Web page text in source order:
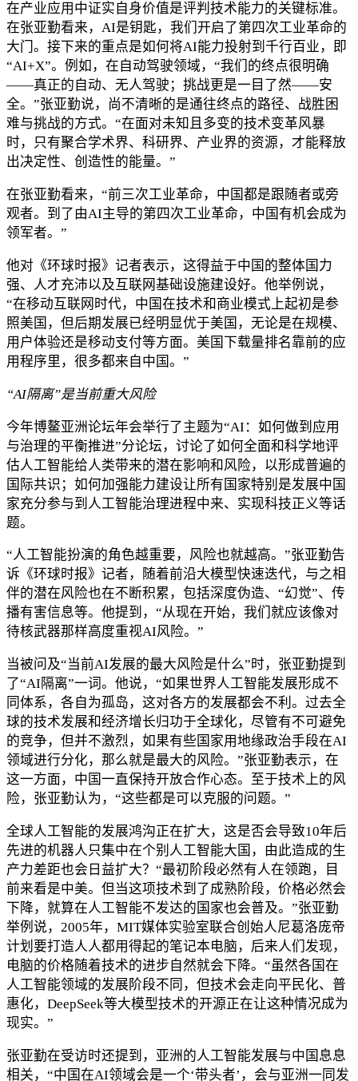
在产业应用中证实自身价值是评判技术能力的关键标准。
在张亚勤看来，AI是钥匙，我们开启了第四次工业革命的
大门。接下来的重点是如何将AI能力投射到千行百业，即
“AI+X”。例如，在自动驾驶领域，“我们的终点很明确
——真正的自动、无人驾驶；挑战更是一目了然——安
全。”张亚勤说，尚不清晰的是通往终点的路径、战胜困
难与挑战的方式。“在面对未知且多变的技术变革风暴
时，只有聚合学术界、科研界、产业界的资源，才能释放
出决定性、创造性的能量。”
在张亚勤看来，“前三次工业革命，中国都是跟随者或旁
观者。到了由AI主导的第四次工业革命，中国有机会成为
领军者。”
他对《环球时报》记者表示，这得益于中国的整体国力
强、人才充沛以及互联网基础设施建设好。他举例说，
“在移动互联网时代，中国在技术和商业模式上起初是参
照美国，但后期发展已经明显优于美国，无论是在规模、
用户体验还是移动支付等方面。美国下载量排名靠前的应
用程序里，很多都来自中国。”
“AI隔离”是当前重大风险
今年博鳌亚洲论坛年会举行了主题为“AI：如何做到应用
与治理的平衡推进”分论坛，讨论了如何全面和科学地评
估人工智能给人类带来的潜在影响和风险，以形成普遍的
国际共识；如何加强能力建设让所有国家特别是发展中国
家充分参与到人工智能治理进程中来、实现科技正义等话
题。
“人工智能扮演的角色越重要，风险也就越高。”张亚勤告
诉《环球时报》记者，随着前沿大模型快速迭代，与之相
伴的潜在风险也在不断积累，包括深度伪造、“幻觉”、传
播有害信息等。他提到，“从现在开始，我们就应该像对
待核武器那样高度重视AI风险。”
当被问及“当前AI发展的最大风险是什么”时，张亚勤提到
了“AI隔离”一词。他说，“如果世界人工智能发展形成不
同体系，各自为孤岛，这对各方的发展都会不利。过去全
球的技术发展和经济增长归功于全球化，尽管有不可避免
的竞争，但并不激烈，如果有些国家用地缘政治手段在AI
领域进行分化，那么就是最大的风险。”张亚勤表示，在
这一方面，中国一直保持开放合作心态。至于技术上的风
险，张亚勤认为，“这些都是可以克服的问题。”
全球人工智能的发展鸿沟正在扩大，这是否会导致10年后
先进的机器人只集中在个别人工智能大国，由此造成的生
产力差距也会日益扩大？“最初阶段必然有人在领跑，目
前来看是中美。但当这项技术到了成熟阶段，价格必然会
下降，就算在人工智能不发达的国家也会普及。”张亚勤
举例说，2005年，MIT媒体实验室联合创始人尼葛洛庞帝
计划要打造人人都用得起的笔记本电脑，后来人们发现，
电脑的价格随着技术的进步自然就会下降。“虽然各国在
人工智能领域的发展阶段不同，但技术会走向平民化、普
惠化，DeepSeek等大模型技术的开源正在让这种情况成为
现实。”
张亚勤在受访时还提到，亚洲的人工智能发展与中国息息
相关，“中国在AI领域会是一个‘带头者’，会与亚洲一同发